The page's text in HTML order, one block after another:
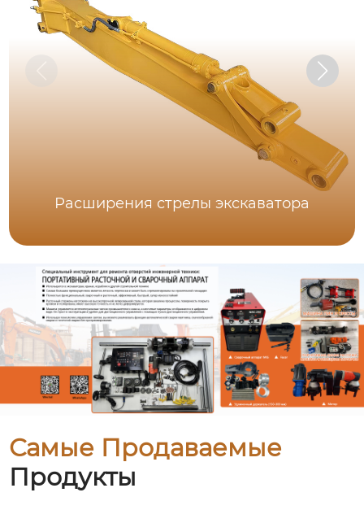
Расширения стрелы экскаватора
Самые Продаваемые
Продукты